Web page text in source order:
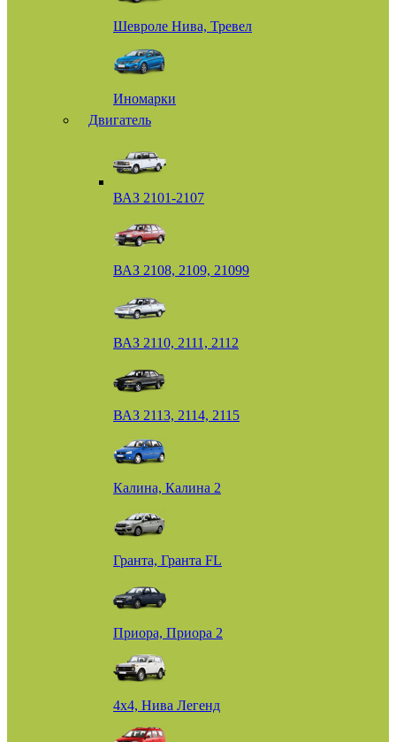
Шевроле Нива, Тревел
Иномарки
Двигатель
ВАЗ 2101-2107
ВАЗ 2108, 2109, 21099
ВАЗ 2110, 2111, 2112
ВАЗ 2113, 2114, 2115
Калина, Калина 2
Гранта, Гранта FL
Приора, Приора 2
4х4, Нива Легенд